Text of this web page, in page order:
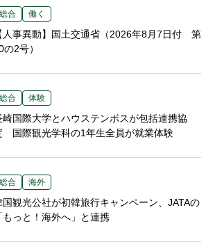
総合 働く
人事異動】国土交通省（2026年8月7日付 第
の2号）
総合 体験
崎国際大学とハウステンボスが包括連携協
国際観光学科の1年生全員が就業体験
総合 海外
国観光公社が初韓旅行キャンペーン、JATAの
もっと！海外へ」と連携